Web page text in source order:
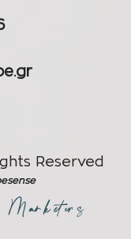
Reserved